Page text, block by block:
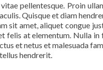
pellentesque. Proin
Quisque et diam
sit amet, aliquet congue
felis at elementum. Nulla
et netus et malesuada
hendrerit.